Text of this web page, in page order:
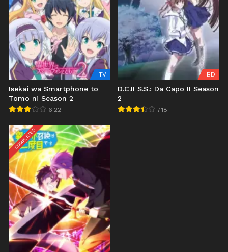
TV
Isekai wa Smartphone to
Tomo ni Season 2
6.22
BD
D.C.II S.S.: Da Capo II Season
2
7.18
COMPLETED